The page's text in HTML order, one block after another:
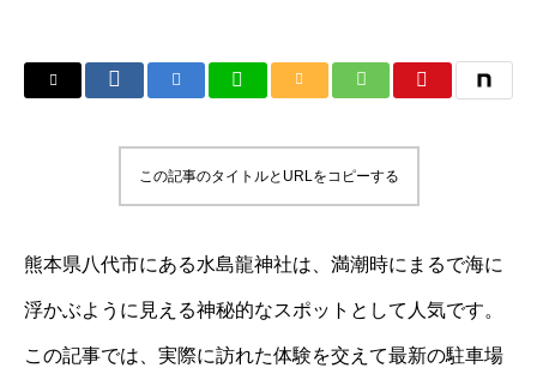
この記事のタイトルとURLをコピーする
熊本県八代市にある水島龍神社は、満潮時にまるで海に
浮かぶように見える神秘的なスポットとして人気です。
この記事では、実際に訪れた体験を交えて最新の駐車場